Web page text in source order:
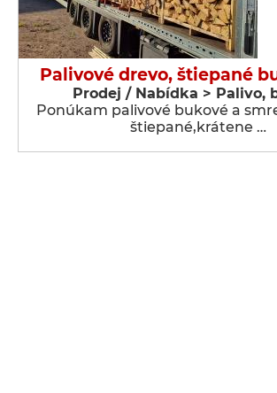
Palivové drevo, štiepané
Prodej / Nabídka > Palivo,
Ponúkam palivové bukové a
štiepané,krátene …